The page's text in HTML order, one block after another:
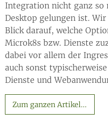
Integration nicht ganz so
Desktop gelungen ist.
Blick darauf, welche
Microk8s bzw. Dienste
dabei vor allem der
auch sonst
Dienste und
Zum ganzen Artikel...